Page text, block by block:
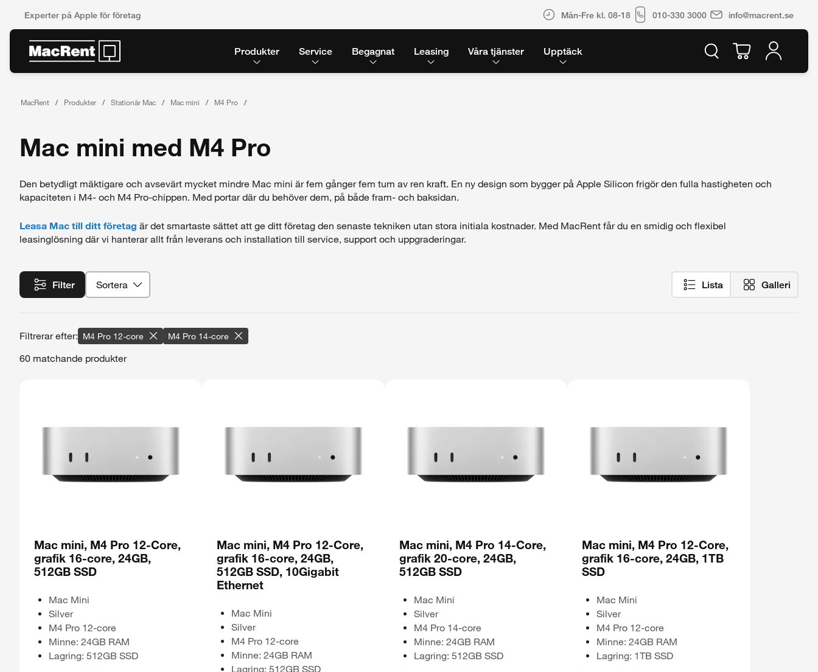
Experter på Apple för företag Mån-Fre kl. 08-18 010-330 3000 info@macrent.se
Produkter Service Begagnat Leasing Våra tjänster Upptäck
MacRent Produkter Stationär Mac Mac mini M4 Pro
Mac mini med M4 Pro
Den betydligt mäktigare och avsevärt mycket mindre Mac mini är fem gånger fem tum av ren kraft. En ny design som bygger på Apple Silicon frigör den fulla hastigheten och
kapaciteten i M4- och M4 Pro-chippen. Med portar där du behöver dem, på både fram- och baksidan.
Leasa Mac till ditt företag är det smartaste sättet att ge ditt företag den senaste tekniken utan stora initiala kostnader. Med MacRent får du en smidig och flexibel
leasinglösning där vi hanterar allt från leverans och installation till service, support och uppgraderingar.
Filter Sortera Lista Galleri
M4 Pro 12-core M4 Pro 14-core
60 matchande produkter
Mac mini, M4 Pro 12-Core,
grafik 16-core, 24GB,
512GB SSD
Mac Mini
Silver
M4 Pro 12-core
Minne: 24GB RAM
Lagring: 512GB SSD
Mac mini, M4 Pro 12-Core,
grafik 16-core, 24GB,
512GB SSD, 10Gigabit
Ethernet
Mac Mini
Silver
M4 Pro 12-core
Minne: 24GB RAM
Lagring: 512GB SSD
Mac mini, M4 Pro 14-Core,
grafik 20-core, 24GB,
512GB SSD
Mac Mini
Silver
M4 Pro 14-core
Minne: 24GB RAM
Lagring: 512GB SSD
Mac mini, M4 Pro 12-Core,
grafik 16-core, 24GB, 1TB
SSD
Mac Mini
Silver
M4 Pro 12-core
Minne: 24GB RAM
Lagring: 1TB SSD